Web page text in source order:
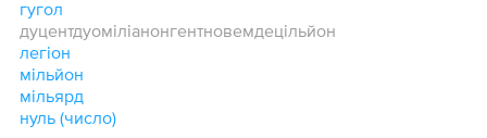
гугол
дуцентдуоміліанонгентновемдецільйон
легіон
мільйон
мільярд
нуль (число)